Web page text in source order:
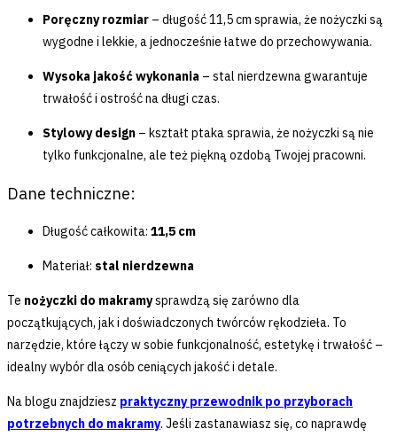
Poręczny rozmiar – długość 11,5 cm sprawia, że nożyczki są
wygodne i lekkie, a jednocześnie łatwe do przechowywania.
Wysoka jakość wykonania – stal nierdzewna gwarantuje
trwałość i ostrość na długi czas.
Stylowy design – kształt ptaka sprawia, że nożyczki są nie
tylko funkcjonalne, ale też piękną ozdobą Twojej pracowni.
Dane techniczne:
Długość całkowita: 11,5 cm
Materiał: stal nierdzewna
Te nożyczki do makramysprawdzą się zarówno dla
początkujących, jak i doświadczonych twórców rękodzieła. To
narzędzie, które łączy w sobie funkcjonalność, estetykę i trwałość –
idealny wybór dla osób ceniących jakość i detale.
Na blogu znajdziesz praktyczny przewodnik po przyborach
potrzebnych do makramy. Jeśli zastanawiasz się, co naprawdę